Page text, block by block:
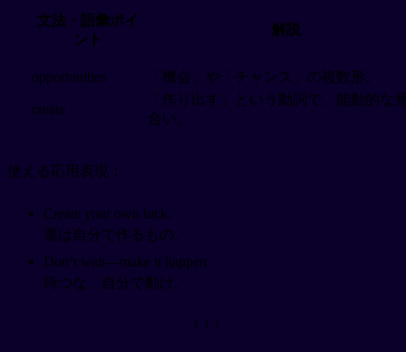
文法・語彙ポイ
ント
解説
opportunities 「機会」や「チャンス」の複数形。
create
「作り出す」という動詞で、能動的な
合い。
使える応用表現：
Create your own luck.
運は自分で作るもの。
Don’t wait—make it happen.
待つな、自分で動け。
↓ ↓ ↓